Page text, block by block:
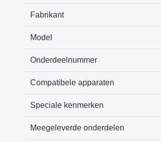
Fabrikant
Model
Onderdeelnummer
Compatibele apparaten
Speciale kenmerken
Meegeleverde onderdelen